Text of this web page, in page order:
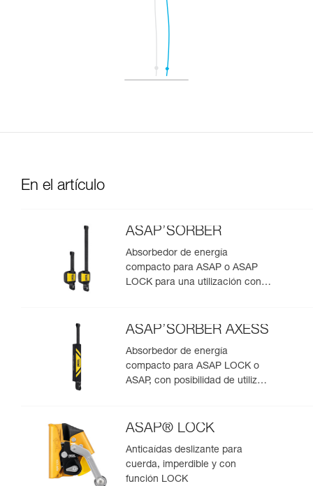
En el artículo
ASAP’SORBER
Absorbedor de energía
compacto para ASAP o ASAP
LOCK para una utilización con
ASAP’SORBER AXESS
Absorbedor de energía
compacto para ASAP LOCK o
ASAP, con posibilidad de utilizar
ASAP® LOCK
Anticaídas deslizante para
cuerda, imperdible y con
función LOCK